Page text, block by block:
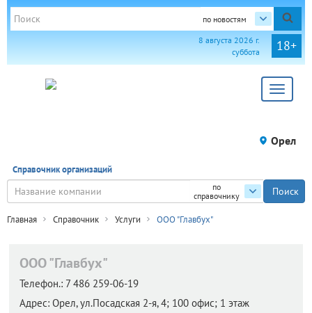
по новостям
18+
8 августа 2026 г.
суббота
Toggle
Орел
Справочник организаций
по
справочнику
Главная Справочник Услуги ООО "Главбух"
ООО "Главбух"
Телефон.: 7 486 259-06-19
Адрес: Орел,ул.Посадская 2-я, 4; 100 офис; 1 этаж